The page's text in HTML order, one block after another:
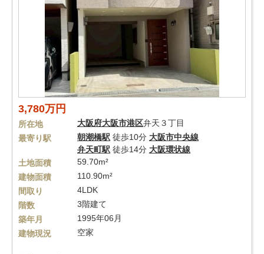
3,780万円
所在地 大阪府大阪市港区弁天３丁目
最寄り駅
朝潮橋駅 徒歩10分 大阪市中央線
弁天町駅 徒歩14分 大阪環状線
土地面積
59.70m²
建物面積
110.90m²
間取り
4LDK
階数
3階建て
築年月
1995年06月
建物現況
空家